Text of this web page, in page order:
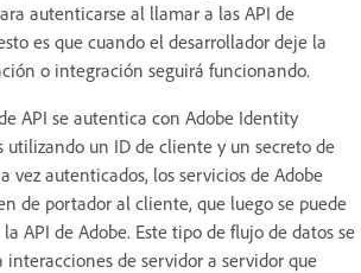
autenticarse al llamar a las API de
es que cuando el desarrollador deje la
o integración seguirá funcionando.
API se autentica con Adobe Identity
utilizando un ID de cliente y un secreto de
vez autenticados, los servicios de Adobe
de portador al cliente, que luego se puede
API de Adobe. Este tipo de flujo de datos se
interacciones de servidor a servidor que